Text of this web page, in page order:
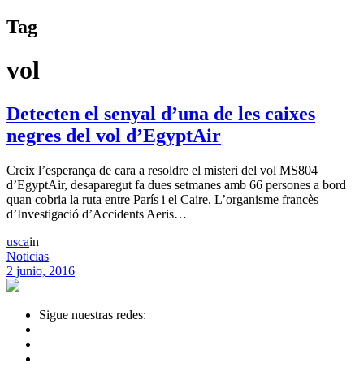
Tag
vol
Detecten el senyal d’una de les caixes
negres del vol d’EgyptAir
Creix l’esperança de cara a resoldre el misteri del vol MS804
d’EgyptAir, desaparegut fa dues setmanes amb 66 persones a bord
quan cobria la ruta entre París i el Caire. L’organisme francès
d’Investigació d’Accidents Aeris…
uscain
Noticias
2 junio, 2016
Sigue nuestras redes: